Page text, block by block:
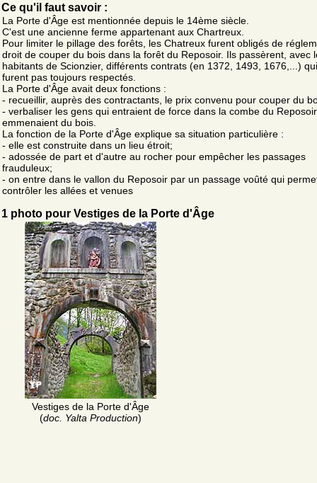
Ce qu'il faut savoir :
La Porte d'Âge est mentionnée depuis le 14ème siècle.
C'est une ancienne ferme appartenant aux Chartreux.
Pour limiter le pillage des forêts, les Chatreux furent obligés de
droit de couper du bois dans la forêt du Reposoir. Ils passèrent, avec
habitants de Scionzier, différents contrats (en 1372, 1493, 1676,...)
furent pas toujours respectés.
La Porte d'Âge avait deux fonctions :
- recueillir, auprès des contractants, le prix convenu pour couper du
- verbaliser les gens qui entraient de force dans la combe du
emmenaient du bois.
La fonction de la Porte d'Âge explique sa situation particulière :
- elle est construite dans un lieu étroit;
- adossée de part et d'autre au rocher pour empêcher les passages
frauduleux;
- on entre dans le vallon du Reposoir par un passage voûté qui
contrôler les allées et venues
1 photo pour Vestiges de la Porte d'Âge
Vestiges de la Porte d'Âge
(doc. Yalta Production)